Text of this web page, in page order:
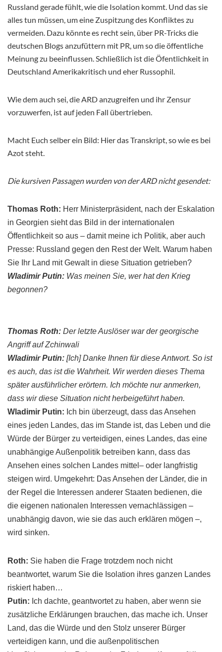
Russland gerade fühlt, wie die Isolation kommt. Und das sie
alles tun müssen, um eine Zuspitzung des Konfliktes zu
vermeiden. Dazu könnte es recht sein, über PR-Tricks die
deutschen Blogs anzufüttern mit PR, um so die öffentliche
Meinung zu beeinflussen. Schließlich ist die Öfentlichkeit in
Deutschland Amerikakritisch und eher Russophil.
Wie dem auch sei, die ARD anzugreifen und ihr Zensur
vorzuwerfen, ist auf jeden Fall übertrieben.
Macht Euch selber ein Bild: Hier das Transkript, so wie es bei
Azot steht.
Die kursiven Passagen wurden von der ARD nicht gesendet:
Thomas Roth: Herr Ministerpräsident, nach der Eskalation
in Georgien sieht das Bild in der internationalen
Öffentlichkeit so aus – damit meine ich Politik, aber auch
Presse: Russland gegen den Rest der Welt. Warum haben
Sie Ihr Land mit Gewalt in diese Situation getrieben?
WladimirPutin: Was meinen Sie, wer hat den Krieg
begonnen?
Thomas Roth: Der letzte Auslöser war dergeorgische
Angriff aufZchinwali
WladimirPutin: [Ich] Danke Ihnen für diese Antwort. So ist
es auch, das ist die Wahrheit. Wir werden dieses Thema
später ausführlicher erörtern. Ich möchte nur anmerken,
dass wir diese Situation nicht herbeigeführt haben.
Wladimir Putin: Ich bin überzeugt, dass das Ansehen
eines jeden Landes, das im Stande ist, das Leben und die
Würde der Bürger zu verteidigen, eines Landes, das eine
unabhängige Außenpolitik betreiben kann, dass das
Ansehen eines solchen Landes mittel – oder langfristig
steigen wird. Umgekehrt: Das Ansehen der Länder, die in
der Regel die Interessen anderer Staaten bedienen, die
die eigenen nationalen Interessen vernachlässigen –
unabhängig davon, wie sie das auch erklären mögen –,
wird sinken.
Roth: Sie haben die Frage trotzdem noch nicht
beantwortet, warum Sie die Isolation ihres ganzen Landes
riskiert haben…
Putin: Ich dachte, geantwortet zu haben, aber wenn sie
zusätzliche Erklärungen brauchen, das mache ich. Unser
Land, das die Würde und den Stolz unserer Bürger
verteidigen kann, und die außenpolitischen